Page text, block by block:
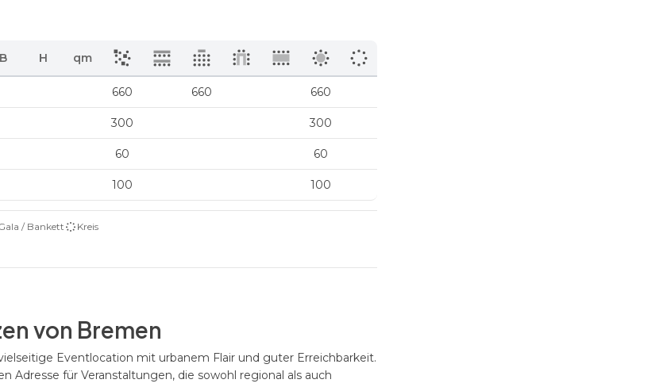
B H qm
660 660 660
300 300
60 60
100 100
/ Bankett Kreis
von Bremen
Eventlocation mit urbanem Flair und guter Erreichbarkeit.
Adresse für Veranstaltungen, die sowohl regional als auch